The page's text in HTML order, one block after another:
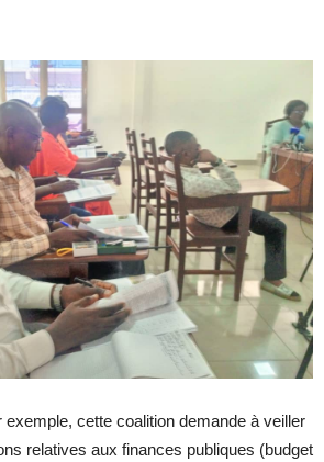
cette coalition demande à veiller
relatives aux finances publiques (budget